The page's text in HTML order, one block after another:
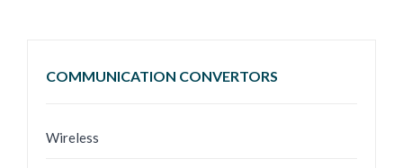
COMMUNICATION CONVERTORS
Wireless